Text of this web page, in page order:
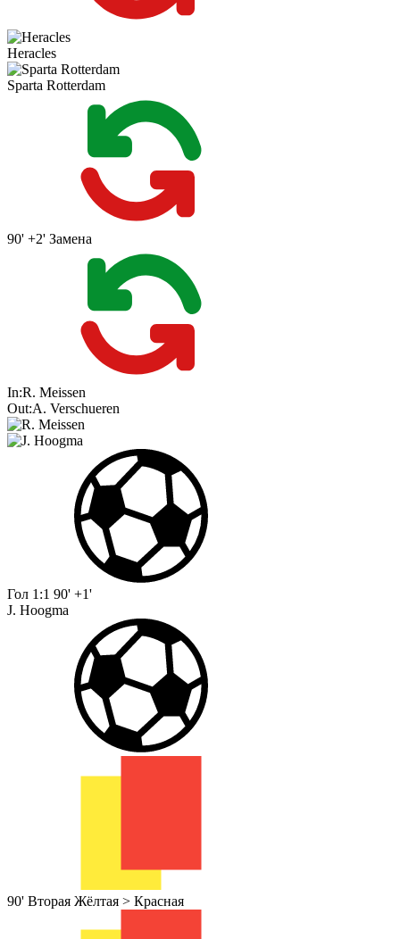
Heracles
Sparta Rotterdam
90' +2' Замена
In:R. Meissen
Out:A. Verschueren
Гол 1:1 90' +1'
J. Hoogma
90' Вторая Жёлтая > Красная